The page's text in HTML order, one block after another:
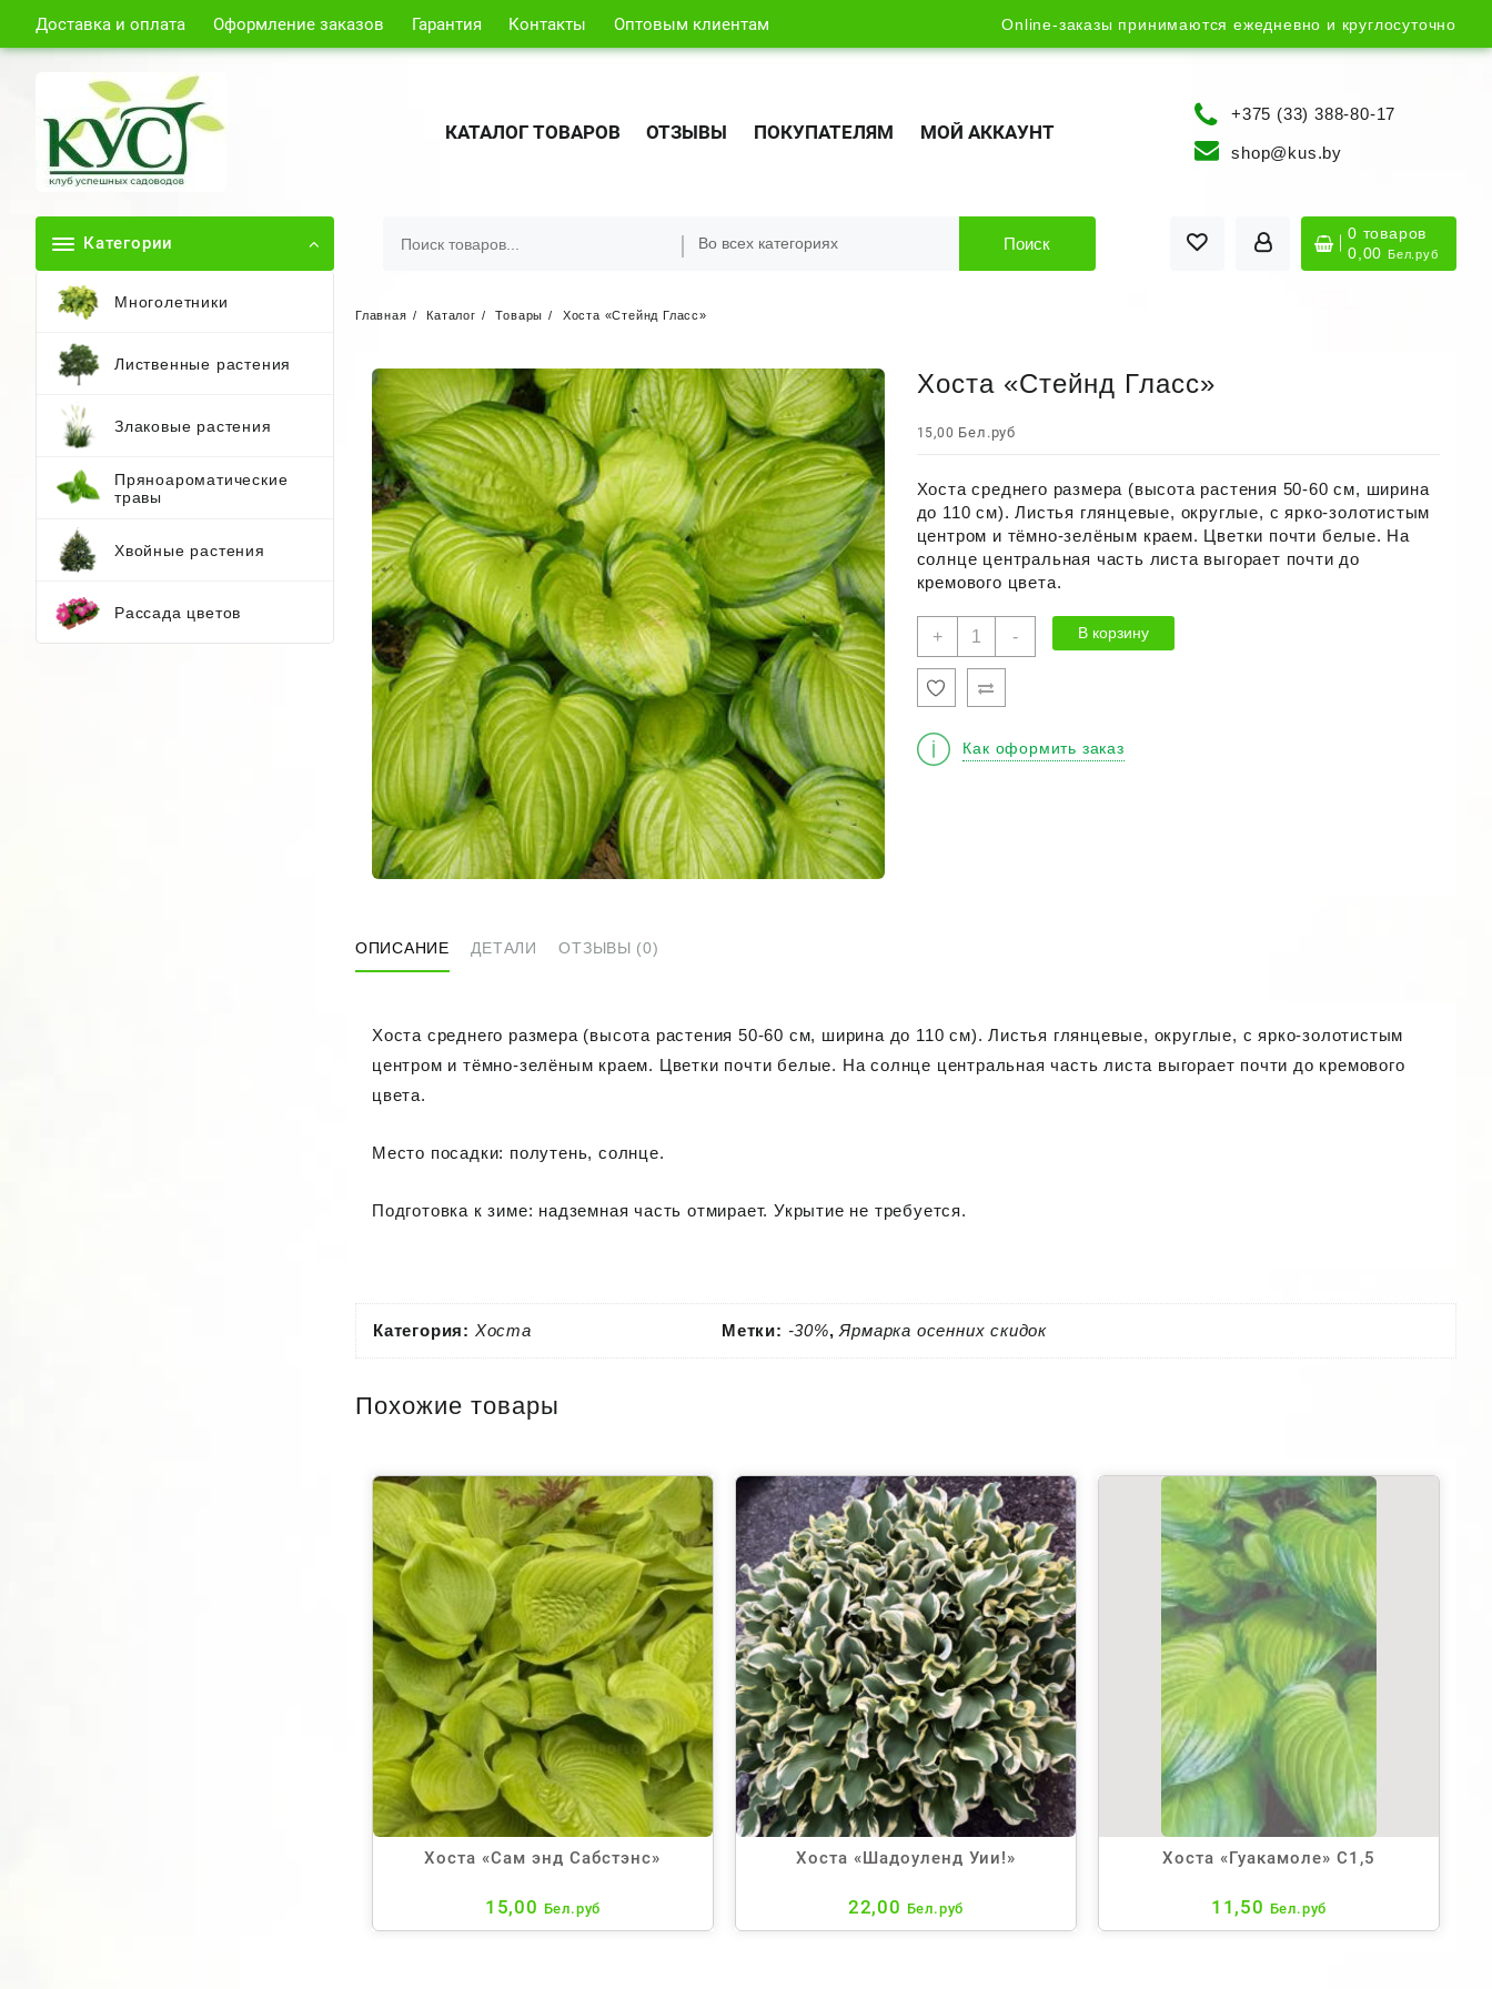
Доставка и оплата Оформление заказов Гарантия Контакты Оптовым клиентам Online-заказы принимаются ежедневно и круглосуточно
КАТАЛОГ ТОВАРОВ ОТЗЫВЫ ПОКУПАТЕЛЯМ МОЙ АККАУНТ
+375 (33) 388-80-17
shop@kus.by
Категории
Многолетники
Лиственные растения
Злаковые растения
Пряноароматические
травы
Хвойные растения
Рассада цветов
Поиск
0 товаров
0,00 Бел.руб
Главная Каталог Товары Хоста «Стейнд Гласс»
Хоста «Стейнд Гласс»
15,00 Бел.руб
Хоста среднего размера (высота растения 50-60 см, ширина
до 110 см). Листья глянцевые, округлые, с ярко-золотистым
центром и тёмно-зелёным краем. Цветки почти белые. На
солнце центральная часть листа выгорает почти до
кремового цвета.
+
Количество
Хоста
"Стейнд
- В корзину
Как оформить заказ
ОПИСАНИЕ ДЕТАЛИ ОТЗЫВЫ (0)
Хоста среднего размера (высота растения 50-60 см, ширина до 110 см). Листья глянцевые, округлые, с ярко-золотистым
центром и тёмно-зелёным краем. Цветки почти белые. На солнце центральная часть листа выгорает почти до кремового
цвета.
Место посадки: полутень, солнце.
Подготовка к зиме: надземная часть отмирает. Укрытие не требуется.
Категория: Хоста Метки: -30%,Ярмарка осенних скидок
Похожие товары
Хоста «Сам энд Сабстэнс»
15,00 Бел.руб
Хоста «Шадоуленд Уии!»
22,00 Бел.руб
Хоста «Гуакамоле» С1,5
11,50 Бел.руб